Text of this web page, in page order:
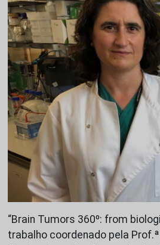
“Brain Tumors 360º: from
trabalho coordenado pela